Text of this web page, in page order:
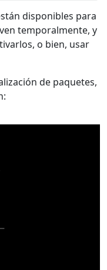
disponibles para
temporalmente, y
o bien, usar
de paquetes,